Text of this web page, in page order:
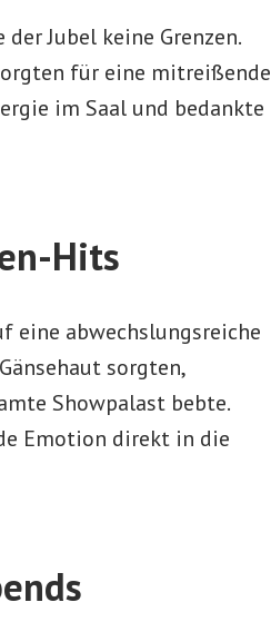
Jubel keine Grenzen.
für eine mitreißende
im Saal und bedankte
Hits
eine abwechslungsreiche
sorgten,
Showpalast bebte.
Emotion direkt in die